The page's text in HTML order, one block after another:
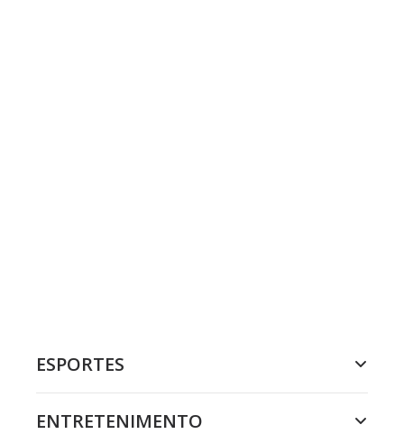
ESPORTES
ENTRETENIMENTO